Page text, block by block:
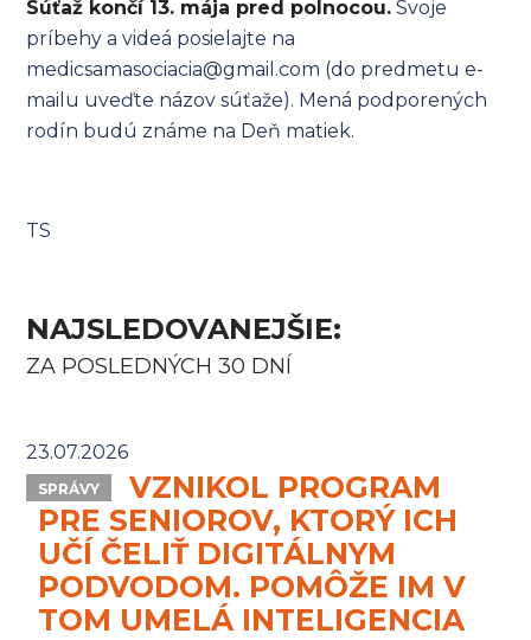
Súťaž končí 13. mája pred polnocou. Svoje
príbehy a videá posielajte na
medicsamasociacia@gmail.com (do predmetu e-
mailu uveďte názov súťaže). Mená podporených
rodín budú známe na Deň matiek.
TS
NAJSLEDOVANEJŠIE:
ZA POSLEDNÝCH 30 DNÍ
23.07.2026
SPRÁVY
VZNIKOL PROGRAM
PRE SENIOROV, KTORÝ ICH
UČÍ ČELIŤ DIGITÁLNYM
PODVODOM. POMÔŽE IM V
TOM UMELÁ INTELIGENCIA